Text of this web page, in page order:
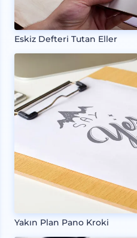
Eskiz Defteri Tutan Eller
Yakın Plan Pano Kroki